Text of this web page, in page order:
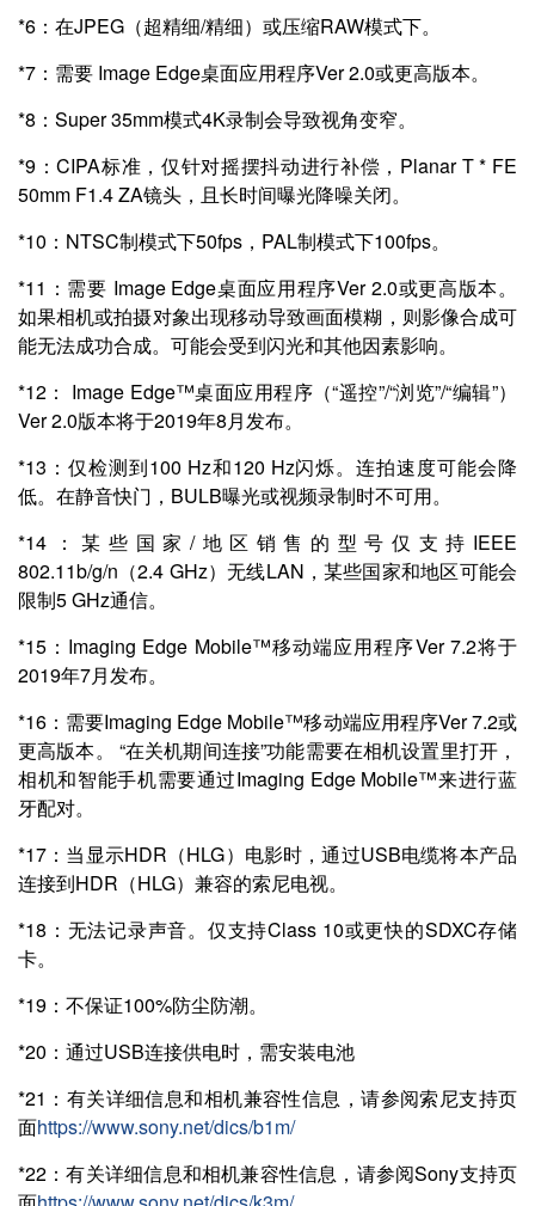
*6：在JPEG（超精细/精细）或压缩RAW模式下。
*7：需要 Image Edge桌面应用程序Ver 2.0或更高版本。
*8：Super 35mm模式4K录制会导致视角变窄。
*9：CIPA标准，仅针对摇摆抖动进行补偿，Planar T * FE
50mm F1.4 ZA镜头，且长时间曝光降噪关闭。
*10：NTSC制模式下50fps，PAL制模式下100fps。
*11：需要 Image Edge桌面应用程序Ver 2.0或更高版本。
如果相机或拍摄对象出现移动导致画面模糊，则影像合成可
能无法成功合成。可能会受到闪光和其他因素影响。
*12： Image Edge™桌面应用程序（“遥控”/“浏览”/“编辑”）
Ver 2.0版本将于2019年8月发布。
*13：仅检测到100 Hz和120 Hz闪烁。连拍速度可能会降
低。在静音快门，BULB曝光或视频录制时不可用。
*14：某些国家/地区销售的型号仅支持IEEE
802.11b/g/n（2.4 GHz）无线LAN，某些国家和地区可能会
限制5 GHz通信。
*15：Imaging Edge Mobile™移动端应用程序Ver 7.2将于
2019年7月发布。
*16：需要Imaging Edge Mobile™移动端应用程序Ver 7.2或
更高版本。 “在关机期间连接”功能需要在相机设置里打开，
相机和智能手机需要通过Imaging Edge Mobile™来进行蓝
牙配对。
*17：当显示HDR（HLG）电影时，通过USB电缆将本产品
连接到HDR（HLG）兼容的索尼电视。
*18：无法记录声音。仅支持Class 10或更快的SDXC存储
卡。
*19：不保证100%防尘防潮。
*20：通过USB连接供电时，需安装电池
*21：有关详细信息和相机兼容性信息，请参阅索尼支持页
面https://www.sony.net/dics/b1m/
*22：有关详细信息和相机兼容性信息，请参阅Sony支持页